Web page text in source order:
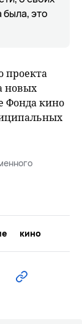
это
проекта
новых
Фонда кино
кино